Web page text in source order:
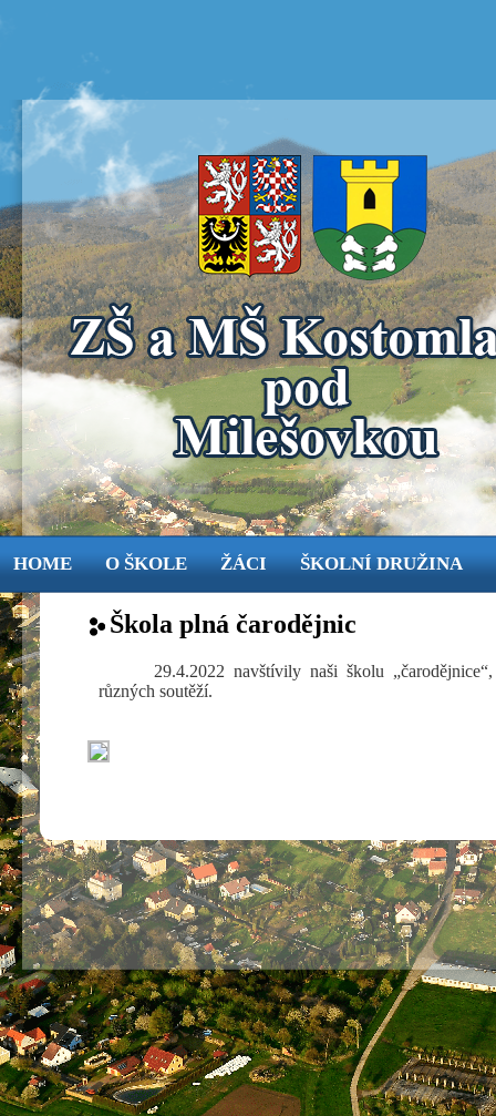
HOME O ŠKOLE ŽÁCI ŠKOLNÍ DRUŽINA
Škola plná čarodějnic
29.4.2022 navštívily naši školu
různých soutěží.